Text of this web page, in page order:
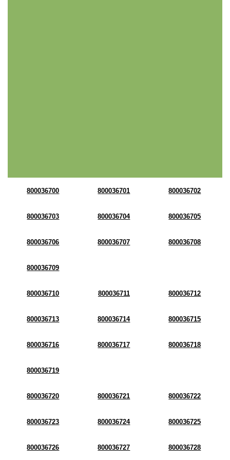
800036700 800036701 800036702
800036703 800036704 800036705
800036706 800036707 800036708
800036709
800036710 800036711 800036712
800036713 800036714 800036715
800036716 800036717 800036718
800036719
800036720 800036721 800036722
800036723 800036724 800036725
800036726 800036727 800036728